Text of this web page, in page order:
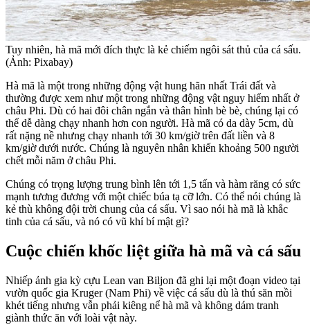
Tuy nhiên, hà mã mới đích thực là kẻ chiếm ngôi sát thủ của cá sấu.
(Ảnh: Pixabay)
Hà mã là một trong những động vật hung hãn nhất Trái đất và
thường được xem như một trong những động vật nguy hiểm nhất ở
châu Phi. Dù có hai đôi chân ngắn và thân hình bè bè, chúng lại có
thể dễ dàng chạy nhanh hơn con người. Hà mã có da dày 5cm, dù
rất nặng nề nhưng chạy nhanh tới 30 km/giờ trên đất liền và 8
km/giờ dưới nước. Chúng là nguyên nhân khiến khoảng 500 người
chết mỗi năm ở châu Phi.
Chúng có trọng lượng trung bình lên tới 1,5 tấn và hàm răng có sức
mạnh tương đương với một chiếc búa tạ cỡ lớn. Có thể nói chúng là
kẻ thù không đội trời chung của cá sấu. Vì sao nói hà mã là khắc
tinh của cá sấu, và nó có vũ khí bí mật gì?
Cuộc chiến khốc liệt giữa hà mã và cá sấu
Nhiếp ảnh gia kỳ cựu Lean van Biljon đã ghi lại một đoạn video tại
vườn quốc gia Kruger (Nam Phi) về việc cá sấu dù là thú săn mồi
khét tiếng nhưng vẫn phải kiêng nể hà mã và không dám tranh
giành thức ăn với loài vật này.